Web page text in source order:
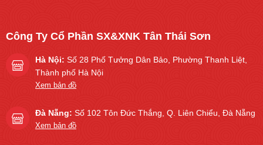
Công Ty Cổ Phần SX&XNK Tân Thái Sơn
Hà Nội: Số 28 Phố Tưởng Dân Bảo, Phường Thanh Liệt,
Thành phố Hà Nội
Xem bản đồ
Đà Nẵng: Số 102 Tôn Đức Thắng, Q. Liên Chiểu, Đà Nẵng
Xem bản đồ